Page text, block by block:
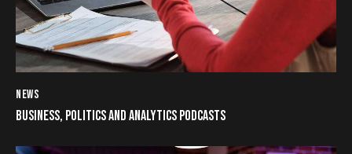
NEWS
BUSINESS, POLITICS AND ANALYTICS PODCASTS